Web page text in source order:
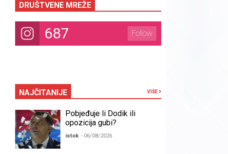
DRUŠTVENE MREŽE
687 Follow
NAJČITANIJE VIŠE
Pobjeđuje li Dodik ili
opozicija gubi?
istok - 06/08/2026